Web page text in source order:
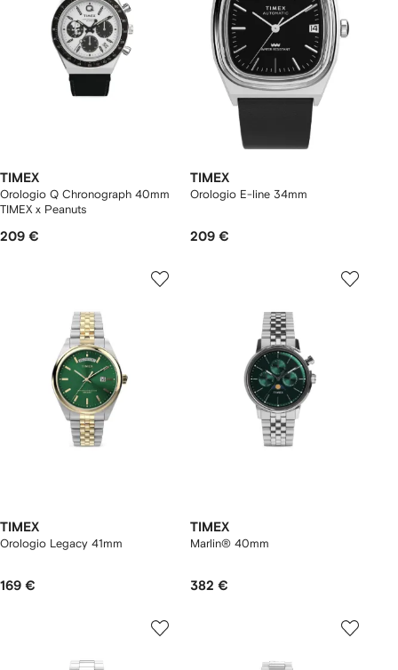
TIMEX
Orologio Q Chronograph 40mm
TIMEX x Peanuts
209 €
TIMEX
Orologio E-line 34mm
209 €
TIMEX
Orologio Legacy 41mm
169 €
TIMEX
Marlin® 40mm
382 €